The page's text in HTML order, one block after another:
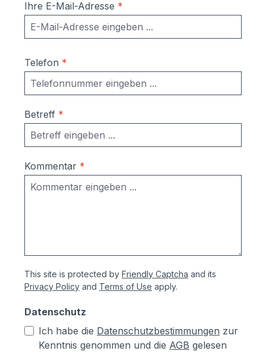
Z2800.032 oder hier klicken.
Ihre E-Mail-Adresse *
Telefon *
Betreff *
Kommentar *
This site is protected by Friendly Captcha and its
Privacy Policy and Terms of Use apply.
Datenschutz
Ich habe die Datenschutzbestimmungen zur
Kenntnis genommen und die AGB gelesen